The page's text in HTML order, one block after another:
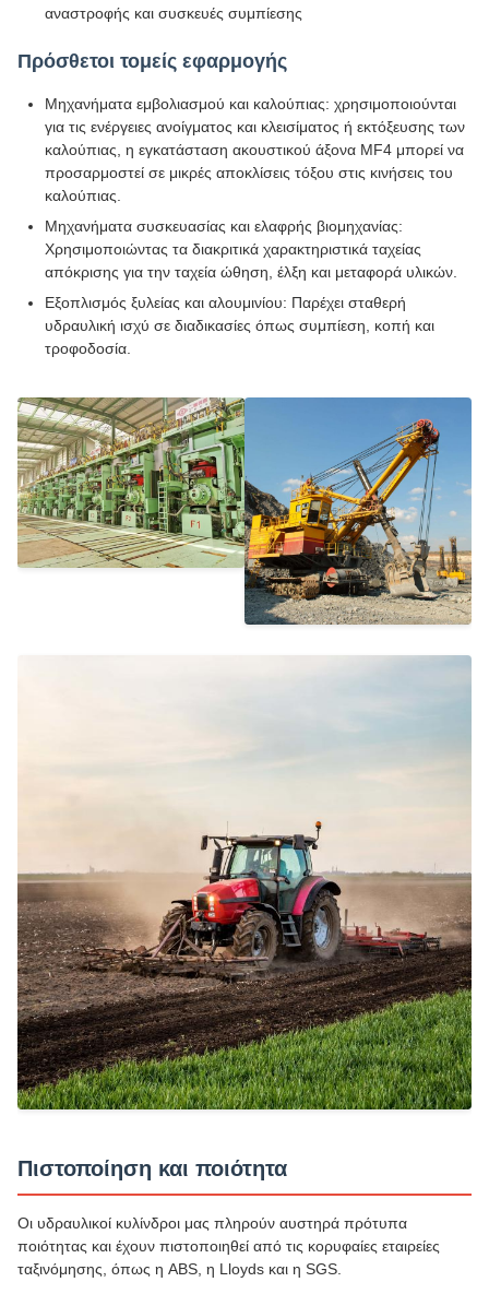
αναστροφής και συσκευές συμπίεσης
Πρόσθετοι τομείς εφαρμογής
Μηχανήματα εμβολιασμού και καλούπιας: χρησιμοποιούνται
για τις ενέργειες ανοίγματος και κλεισίματος ή εκτόξευσης των
καλούπιας, η εγκατάσταση ακουστικού άξονα MF4 μπορεί να
προσαρμοστεί σε μικρές αποκλίσεις τόξου στις κινήσεις του
καλούπιας.
Μηχανήματα συσκευασίας και ελαφρής βιομηχανίας:
Χρησιμοποιώντας τα διακριτικά χαρακτηριστικά ταχείας
απόκρισης για την ταχεία ώθηση, έλξη και μεταφορά υλικών.
Εξοπλισμός ξυλείας και αλουμινίου: Παρέχει σταθερή
υδραυλική ισχύ σε διαδικασίες όπως συμπίεση, κοπή και
τροφοδοσία.
Πιστοποίηση και ποιότητα
Οι υδραυλικοί κυλίνδροι μας πληρούν αυστηρά πρότυπα
ποιότητας και έχουν πιστοποιηθεί από τις κορυφαίες εταιρείες
ταξινόμησης, όπως η ABS, η Lloyds και η SGS.